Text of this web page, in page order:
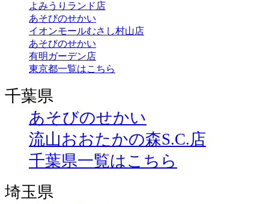
よみうりランド店
あそびのせかい
イオンモールむさし村山店
あそびのせかい
有明ガーデン店
東京都一覧はこちら
千葉県
あそびのせかい
流山おおたかの森S.C.店
千葉県一覧はこちら
埼玉県